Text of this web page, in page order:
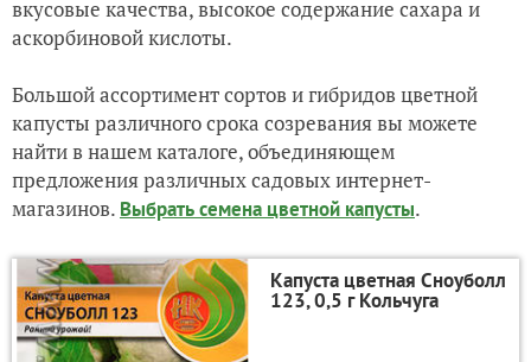
вкусовые качества, высокое содержание сахара и
аскорбиновой кислоты.
Большой ассортимент сортов и гибридов цветной
капусты различного срока созревания вы можете
найти в нашем каталоге, объединяющем
предложения различных садовых интернет-
магазинов. Выбрать семена цветной капусты.
Капуста цветная Сноуболл
123, 0,5 г Кольчуга